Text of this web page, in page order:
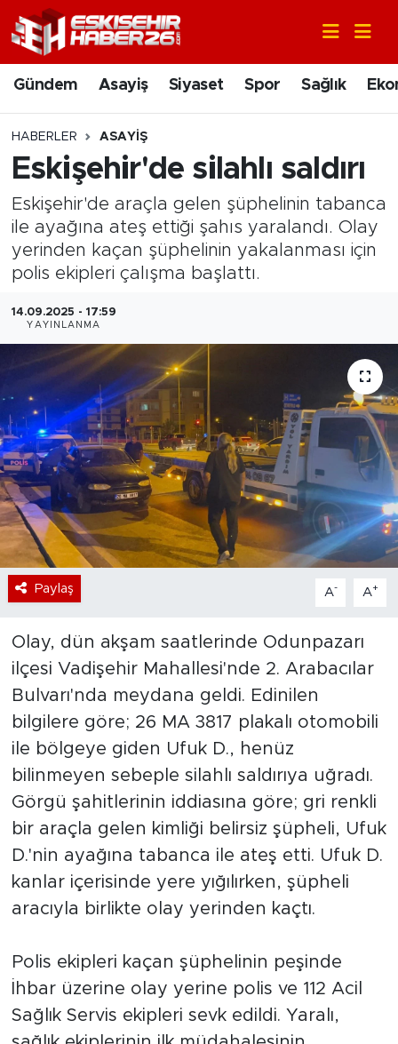
Gündem Asayiş Siyaset Spor Sağlık
HABERLER ASAYIŞ
Eskişehir'de silahlı saldırı
Eskişehir'de araçla gelen şüphelinin tabanca
ile ayağına ateş ettiği şahıs yaralandı. Olay
yerinden kaçan şüphelinin yakalanması için
polis ekipleri çalışma başlattı.
14.09.2025 - 17:59
YAYINLANMA
Paylaş A- A+
Olay, dün akşam saatlerinde Odunpazarı
ilçesi Vadişehir Mahallesi'nde 2. Arabacılar
Bulvarı'nda meydana geldi. Edinilen
bilgilere göre; 26 MA 3817 plakalı otomobili
ile bölgeye giden Ufuk D., henüz
bilinmeyen sebeple silahlı saldırıya uğradı.
Görgü şahitlerinin iddiasına göre; gri renkli
bir araçla gelen kimliği belirsiz şüpheli, Ufuk
D.'nin ayağına tabanca ile ateş etti. Ufuk D.
kanlar içerisinde yere yığılırken, şüpheli
aracıyla birlikte olay yerinden kaçtı.
Polis ekipleri kaçan şüphelinin peşinde
İhbar üzerine olay yerine polis ve 112 Acil
Sağlık Servis ekipleri sevk edildi. Yaralı,
Gündem
Asayiş
Siyaset
Spor
Sağlık
Sanat
Bölge
Teknoloji
Magazin
Dünya
Nöbetçi Eczaneler
Hava Durumu
Trafik Durumu
Süper Lig Puan Durumu ve Fikstür
Tüm Manşetler